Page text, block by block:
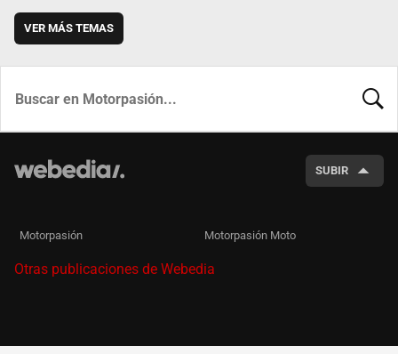
VER MÁS TEMAS
SUBIR
Motorpasión Motorpasión Moto
Otras publicaciones de Webedia